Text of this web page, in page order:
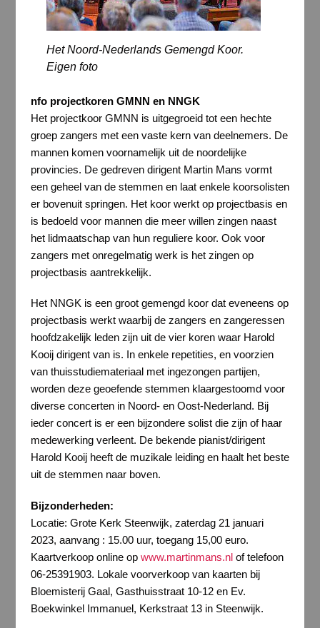
Het Noord-Nederlands Gemengd Koor.
Eigen foto
nfo projectkoren GMNN en NNGK
Het projectkoor GMNN is uitgegroeid tot een hechte
groep zangers met een vaste kern van deelnemers. De
mannen komen voornamelijk uit de noordelijke
provincies. De gedreven dirigent Martin Mans vormt
een geheel van de stemmen en laat enkele koorsolisten
er bovenuit springen. Het koor werkt op projectbasis en
is bedoeld voor mannen die meer willen zingen naast
het lidmaatschap van hun reguliere koor. Ook voor
zangers met onregelmatig werk is het zingen op
projectbasis aantrekkelijk.
Het NNGK is een groot gemengd koor dat eveneens op
projectbasis werkt waarbij de zangers en zangeressen
hoofdzakelijk leden zijn uit de vier koren waar Harold
Kooij dirigent van is. In enkele repetities, en voorzien
van thuisstudiemateriaal met ingezongen partijen,
worden deze geoefende stemmen klaargestoomd voor
diverse concerten in Noord- en Oost-Nederland. Bij
ieder concert is er een bijzondere solist die zijn of haar
medewerking verleent. De bekende pianist/dirigent
Harold Kooij heeft de muzikale leiding en haalt het beste
uit de stemmen naar boven.
Bijzonderheden:
Locatie: Grote Kerk Steenwijk, zaterdag 21 januari
2023, aanvang : 15.00 uur, toegang 15,00 euro.
Kaartverkoop online op www.martinmans.nlof telefoon
06-25391903. Lokale voorverkoop van kaarten bij
Bloemisterij Gaal, Gasthuisstraat 10-12 en Ev.
Boekwinkel Immanuel, Kerkstraat 13 in Steenwijk.